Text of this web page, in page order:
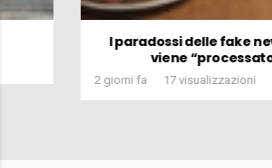
I paradossi delle fake news
viene “processato” più delle
17 visualizzazioni